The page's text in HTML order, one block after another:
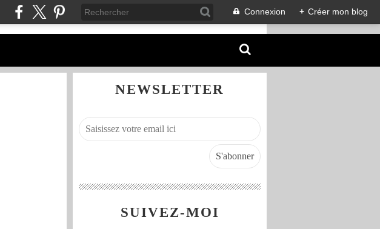
Connexion + Créer mon blog
NEWSLETTER
SUIVEZ-MOI